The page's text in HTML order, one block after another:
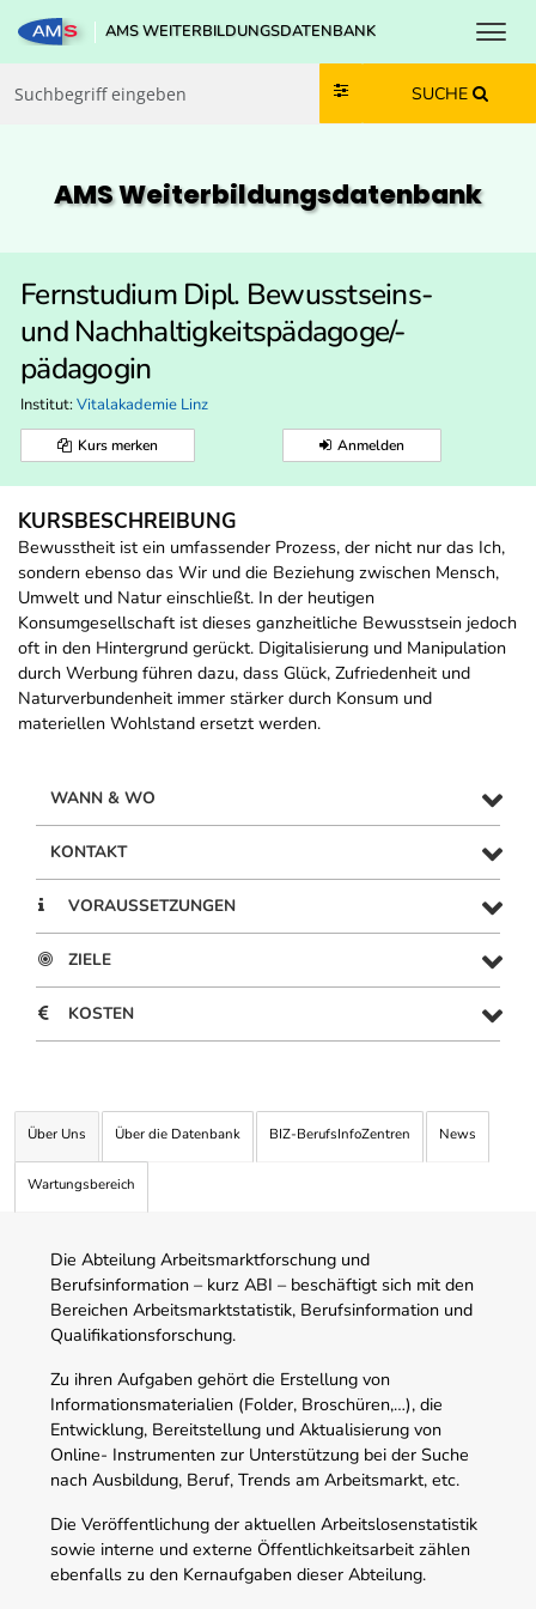
Zum Inhalt springen
Zum Navmenü springen
Zur Suche springen
Zur Footer springen
AMS WEITERBILDUNGSDATENBANK
SUCHE
AMS Weiterbildungs­datenbank
Fernstudium Dipl. Bewusstseins-
und Nachhaltigkeitspädagoge/-
pädagogin
Institut: Vitalakademie Linz
Kurs merken Anmelden
KURSBESCHREIBUNG
Bewusstheit ist ein umfassender Prozess, der nicht nur das Ich,
sondern ebenso das Wir und die Beziehung zwischen Mensch,
Umwelt und Natur einschließt. In der heutigen
Konsumgesellschaft ist dieses ganzheitliche Bewusstsein jedoch
oft in den Hintergrund gerückt. Digitalisierung und Manipulation
durch Werbung führen dazu, dass Glück, Zufriedenheit und
Naturverbundenheit immer stärker durch Konsum und
materiellen Wohlstand ersetzt werden.
WANN & WO
KONTAKT
VORAUSSETZUNGEN
ZIELE
KOSTEN
Über Uns Über die Datenbank BIZ-BerufsInfoZentren News
Wartungsbereich
Die Abteilung Arbeitsmarktforschung und
Berufsinformation – kurz ABI – beschäftigt sich mit den
Bereichen Arbeitsmarktstatistik, Berufsinformation und
Qualifikationsforschung.
Zu ihren Aufgaben gehört die Erstellung von
Informationsmaterialien (Folder, Broschüren,…), die
Entwicklung, Bereitstellung und Aktualisierung von
Online- Instrumenten zur Unterstützung bei der Suche
nach Ausbildung, Beruf, Trends am Arbeitsmarkt, etc.
Die Veröffentlichung der aktuellen Arbeitslosenstatistik
sowie interne und externe Öffentlichkeitsarbeit zählen
ebenfalls zu den Kernaufgaben dieser Abteilung.